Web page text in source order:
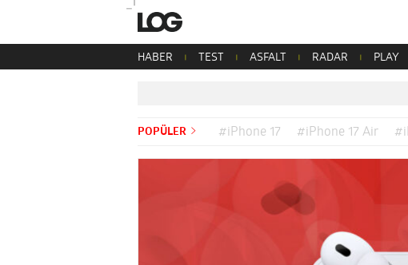
HABER TEST ASFALT RADAR PLAY
POPÜLER #iPhone 17 #iPhone 17 Air